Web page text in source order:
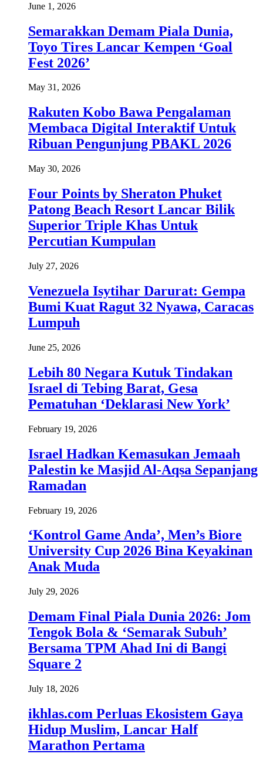
June 1, 2026
Semarakkan Demam Piala Dunia,
Toyo Tires Lancar Kempen ‘Goal
Fest 2026’
May 31, 2026
Rakuten Kobo Bawa Pengalaman
Membaca Digital Interaktif Untuk
Ribuan Pengunjung PBAKL 2026
May 30, 2026
Four Points by Sheraton Phuket
Patong Beach Resort Lancar Bilik
Superior Triple Khas Untuk
Percutian Kumpulan
July 27, 2026
Venezuela Isytihar Darurat: Gempa
Bumi Kuat Ragut 32 Nyawa, Caracas
Lumpuh
June 25, 2026
Lebih 80 Negara Kutuk Tindakan
Israel di Tebing Barat, Gesa
Pematuhan ‘Deklarasi New York’
February 19, 2026
Israel Hadkan Kemasukan Jemaah
Palestin ke Masjid Al-Aqsa Sepanjang
Ramadan
February 19, 2026
‘Kontrol Game Anda’, Men’s Biore
University Cup 2026 Bina Keyakinan
Anak Muda
July 29, 2026
Demam Final Piala Dunia 2026: Jom
Tengok Bola & ‘Semarak Subuh’
Bersama TPM Ahad Ini di Bangi
Square 2
July 18, 2026
ikhlas.com Perluas Ekosistem Gaya
Hidup Muslim, Lancar Half
Marathon Pertama